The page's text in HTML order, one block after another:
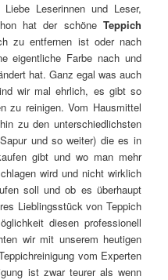
Leserinnen und Leser,
hat der schöne Teppich
zu entfernen ist oder nach
eigentliche Farbe nach und
hat. Ganz egal was auch
wir mal ehrlich, es gibt so
zu reinigen. Vom Hausmittel
zu den unterschiedlichsten
und so weiter) die es in
gibt und wo man mehr
wird und nicht wirklich
soll und ob es überhaupt
Lieblingsstück von Teppich
diesen professionell
wir mit unserem heutigen
vom Experten
ist zwar teurer als wenn